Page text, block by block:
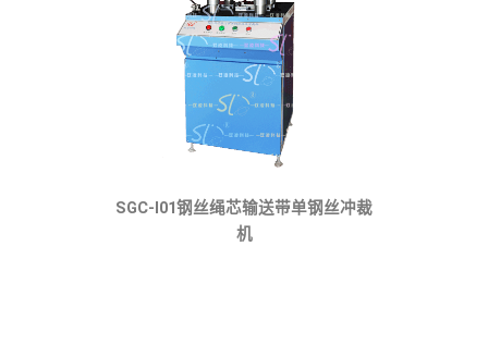
SGC-I01钢丝绳芯输送带单钢丝冲裁
机